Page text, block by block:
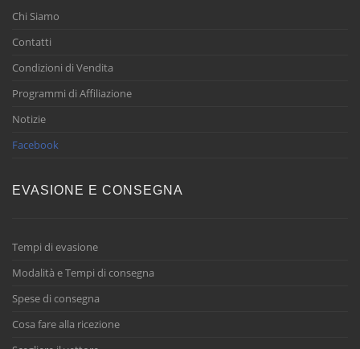
Chi Siamo
Contatti
Condizioni di Vendita
Programmi di Affiliazione
Notizie
Facebook
EVASIONE E CONSEGNA
Tempi di evasione
Modalità e Tempi di consegna
Spese di consegna
Cosa fare alla ricezione